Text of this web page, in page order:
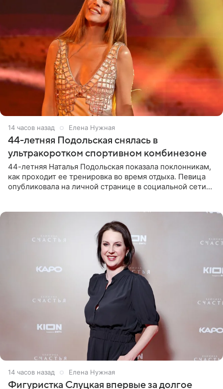
14 часов назад Елена Нужная
44-летняя Подольская снялась в
ультракоротком спортивном комбинезоне
44-летняя Наталья Подольская показала поклонникам,
как проходит ее тренировка во время отдыха. Певица
опубликовала на личной странице в социальной сети
14 часов назад Елена Нужная
Фигуристка Слуцкая впервые за долгое